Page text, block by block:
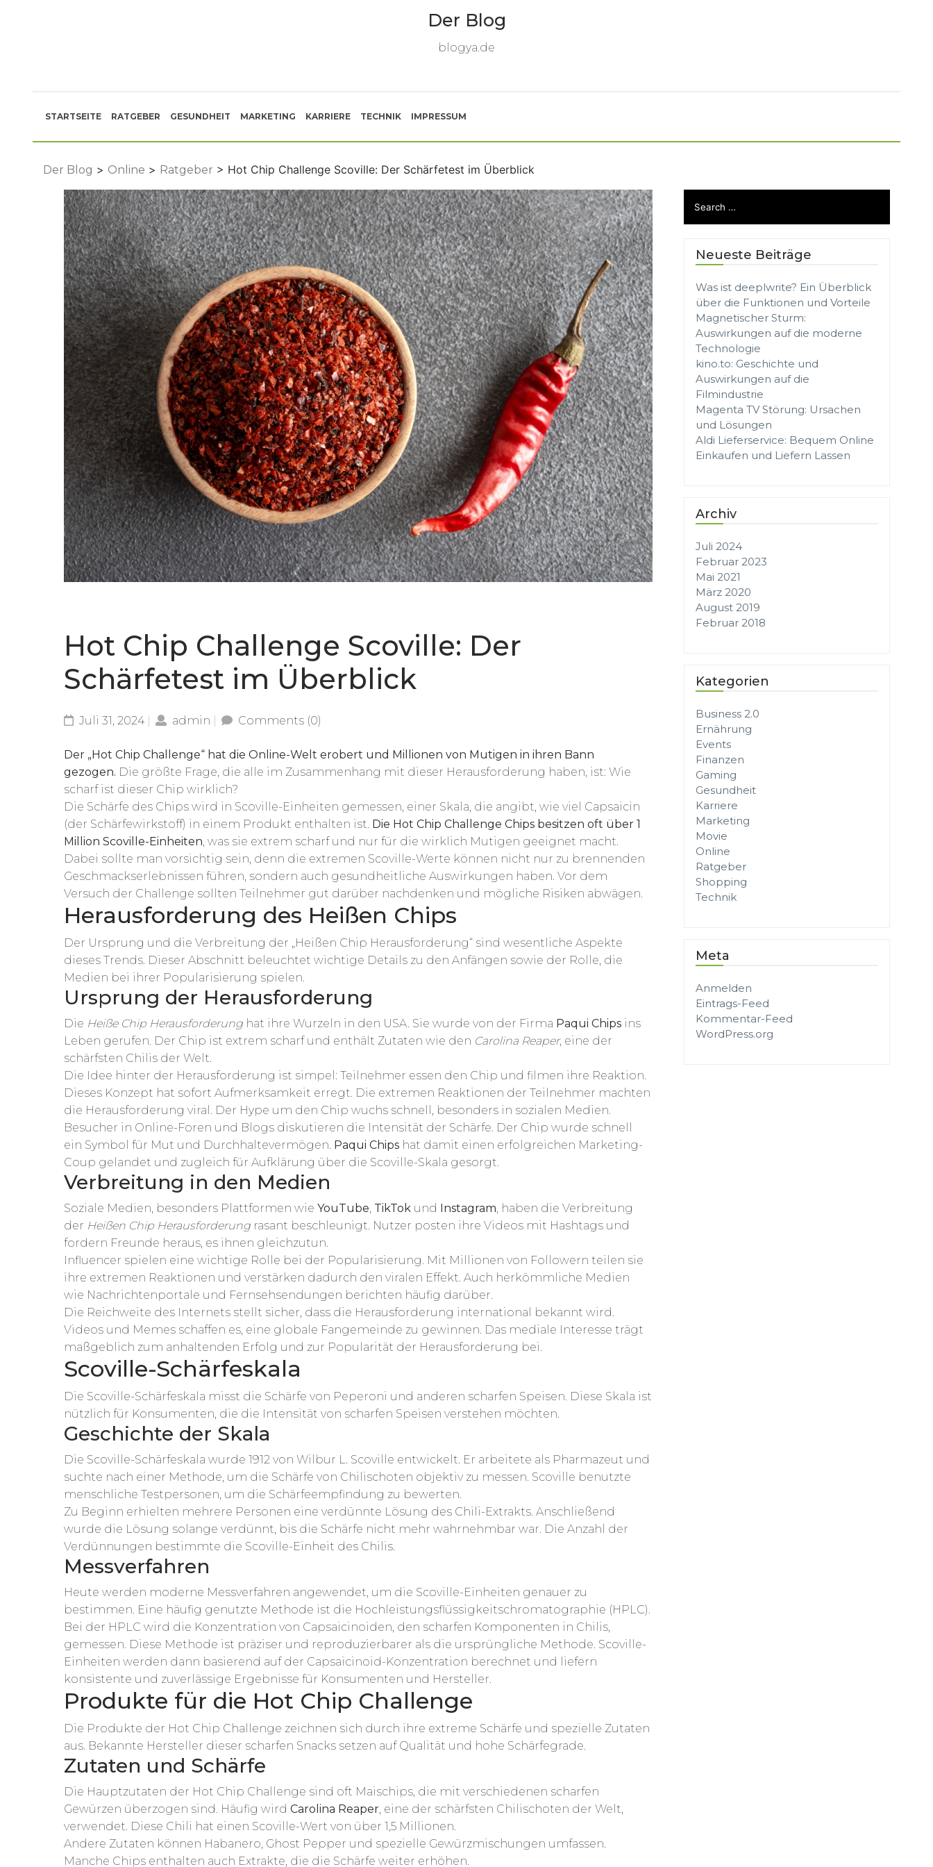
Der Blog
blogya.de
STARTSEITE RATGEBER GESUNDHEIT MARKETING KARRIERE TECHNIK IMPRESSUM
Der Blog > Online > Ratgeber > Hot Chip Challenge Scoville: Der Schärfetest im Überblick
Hot Chip Challenge Scoville: Der
Schärfetest im Überblick
Juli 31, 2024 admin Comments (0)
Der „Hot Chip Challenge“ hat die Online-Welt erobert und Millionen von Mutigen in ihren Bann
gezogen. Die größte Frage, die alle im Zusammenhang mit dieser Herausforderung haben, ist: Wie
scharf ist dieser Chip wirklich?
Die Schärfe des Chips wird in Scoville-Einheiten gemessen, einer Skala, die angibt, wie viel Capsaicin
(der Schärfewirkstoff) in einem Produkt enthalten ist. Die Hot Chip Challenge Chips besitzen oft über 1
Million Scoville-Einheiten, was sie extrem scharf und nur für die wirklich Mutigen geeignet macht.
Dabei sollte man vorsichtig sein, denn die extremen Scoville-Werte können nicht nur zu brennenden
Geschmackserlebnissen führen, sondern auch gesundheitliche Auswirkungen haben. Vor dem
Versuch der Challenge sollten Teilnehmer gut darüber nachdenken und mögliche Risiken abwägen.
Herausforderung des Heißen Chips
Der Ursprung und die Verbreitung der „Heißen Chip Herausforderung“ sind wesentliche Aspekte
dieses Trends. Dieser Abschnitt beleuchtet wichtige Details zu den Anfängen sowie der Rolle, die
Medien bei ihrer Popularisierung spielen.
Ursprung der Herausforderung
Die Heiße Chip Herausforderung hat ihre Wurzeln in den USA. Sie wurde von der Firma Paqui Chips ins
Leben gerufen. Der Chip ist extrem scharf und enthält Zutaten wie den Carolina Reaper, eine der
schärfsten Chilis der Welt.
Die Idee hinter der Herausforderung ist simpel: Teilnehmer essen den Chip und filmen ihre Reaktion.
Dieses Konzept hat sofort Aufmerksamkeit erregt. Die extremen Reaktionen der Teilnehmer machten
die Herausforderung viral. Der Hype um den Chip wuchs schnell, besonders in sozialen Medien.
Besucher in Online-Foren und Blogs diskutieren die Intensität der Schärfe. Der Chip wurde schnell
ein Symbol für Mut und Durchhaltevermögen. Paqui Chips hat damit einen erfolgreichen Marketing-
Coup gelandet und zugleich für Aufklärung über die Scoville-Skala gesorgt.
Verbreitung in den Medien
Soziale Medien, besonders Plattformen wie YouTube, TikTok und Instagram, haben die Verbreitung
der Heißen Chip Herausforderung rasant beschleunigt. Nutzer posten ihre Videos mit Hashtags und
fordern Freunde heraus, es ihnen gleichzutun.
Influencer spielen eine wichtige Rolle bei der Popularisierung. Mit Millionen von Followern teilen sie
ihre extremen Reaktionen und verstärken dadurch den viralen Effekt. Auch herkömmliche Medien
wie Nachrichtenportale und Fernsehsendungen berichten häufig darüber.
Die Reichweite des Internets stellt sicher, dass die Herausforderung international bekannt wird.
Videos und Memes schaffen es, eine globale Fangemeinde zu gewinnen. Das mediale Interesse trägt
maßgeblich zum anhaltenden Erfolg und zur Popularität der Herausforderung bei.
Scoville-Schärfeskala
Die Scoville-Schärfeskala misst die Schärfe von Peperoni und anderen scharfen Speisen. Diese Skala ist
nützlich für Konsumenten, die die Intensität von scharfen Speisen verstehen möchten.
Geschichte der Skala
Die Scoville-Schärfeskala wurde 1912 von Wilbur L. Scoville entwickelt. Er arbeitete als Pharmazeut und
suchte nach einer Methode, um die Schärfe von Chilischoten objektiv zu messen. Scoville benutzte
menschliche Testpersonen, um die Schärfeempfindung zu bewerten.
Zu Beginn erhielten mehrere Personen eine verdünnte Lösung des Chili-Extrakts. Anschließend
wurde die Lösung solange verdünnt, bis die Schärfe nicht mehr wahrnehmbar war. Die Anzahl der
Verdünnungen bestimmte die Scoville-Einheit des Chilis.
Messverfahren
Heute werden moderne Messverfahren angewendet, um die Scoville-Einheiten genauer zu
bestimmen. Eine häufig genutzte Methode ist die Hochleistungsflüssigkeitschromatographie (HPLC).
Bei der HPLC wird die Konzentration von Capsaicinoiden, den scharfen Komponenten in Chilis,
gemessen. Diese Methode ist präziser und reproduzierbarer als die ursprüngliche Methode. Scoville-
Einheiten werden dann basierend auf der Capsaicinoid-Konzentration berechnet und liefern
konsistente und zuverlässige Ergebnisse für Konsumenten und Hersteller.
Produkte für die Hot Chip Challenge
Die Produkte der Hot Chip Challenge zeichnen sich durch ihre extreme Schärfe und spezielle Zutaten
aus. Bekannte Hersteller dieser scharfen Snacks setzen auf Qualität und hohe Schärfegrade.
Zutaten und Schärfe
Die Hauptzutaten der Hot Chip Challenge sind oft Maischips, die mit verschiedenen scharfen
Gewürzen überzogen sind. Häufig wird Carolina Reaper, eine der schärfsten Chilischoten der Welt,
verwendet. Diese Chili hat einen Scoville-Wert von über 1,5 Millionen.
Andere Zutaten können Habanero, Ghost Pepper und spezielle Gewürzmischungen umfassen.
Manche Chips enthalten auch Extrakte, die die Schärfe weiter erhöhen.
Neueste Beiträge
Was ist deeplwrite? Ein Überblick
über die Funktionen und Vorteile
Magnetischer Sturm:
Auswirkungen auf die moderne
Technologie
kino.to: Geschichte und
Auswirkungen auf die
Filmindustrie
Magenta TV Störung: Ursachen
und Lösungen
Aldi Lieferservice: Bequem Online
Einkaufen und Liefern Lassen
Archiv
Juli 2024
Februar 2023
Mai 2021
März 2020
August 2019
Februar 2018
Kategorien
Business 2.0
Ernährung
Events
Finanzen
Gaming
Gesundheit
Karriere
Marketing
Movie
Online
Ratgeber
Shopping
Technik
Meta
Anmelden
Eintrags-Feed
Kommentar-Feed
WordPress.org